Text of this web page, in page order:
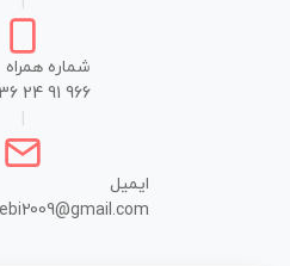
شماره همراه
24 91 966
ایمیل